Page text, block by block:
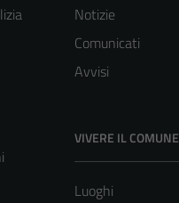
Notizie
Comunicati
Avvisi
VIVERE IL COMUNE
Luoghi